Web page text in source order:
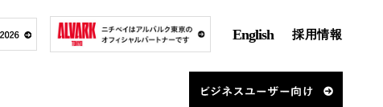
English 採用情報